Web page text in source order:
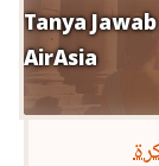
Tanya
AirAsia